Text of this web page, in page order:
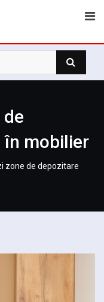
în mobilier
zone de depozitare